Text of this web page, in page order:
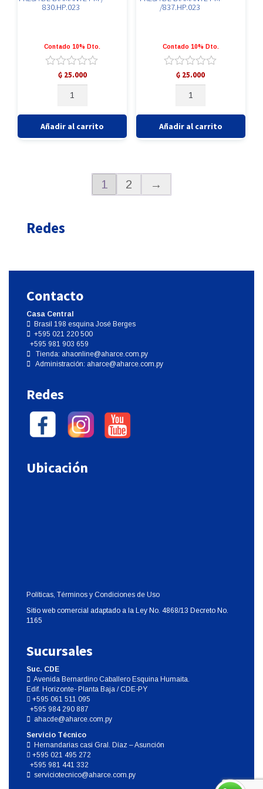
830.HP.023
Contado 10% Dto.
Valorado
con
5
₲25.000
DIAMANTE
PM
/
Añadir al carrito
/837.HP.023
Contado 10% Dto.
Valorado
con
5
₲ 25.000
DIAMANTE
PM
/837.HP.023
Añadir al carrito
1 2 →
Redes
Contacto
Casa Central
Brasil 198 esquina José Berges
+595 021 220 500
+595 981 903 659
Tienda: ahaonline@aharce.com.py
Administración: aharce@aharce.com.py
Redes
Ubicación
Políticas, Términos y Condiciones de Uso
Sitio web comercial adaptado a la Ley No. 4868/13 Decreto No.
1165
Sucursales
Suc. CDE
Avenida Bernardino Caballero Esquina Humaita.
Edif. Horizonte- Planta Baja / CDE-PY
+595 061 511 095
+595 984 290 887
ahacde@aharce.com.py
Servicio Técnico
Hernandarias casi Gral. Díaz – Asunción
+595 021 495 272
+595 981 441 332
serviciotecnico@aharce.com.py